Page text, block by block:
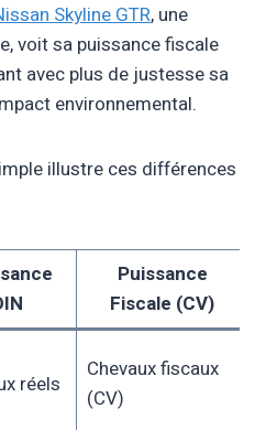
Skyline GTR, une
voit sa puissance fiscale
avec plus de justesse sa
environnemental.
illustre ces différences
Puissance
Fiscale (CV)
réels
Chevaux fiscaux
(CV)